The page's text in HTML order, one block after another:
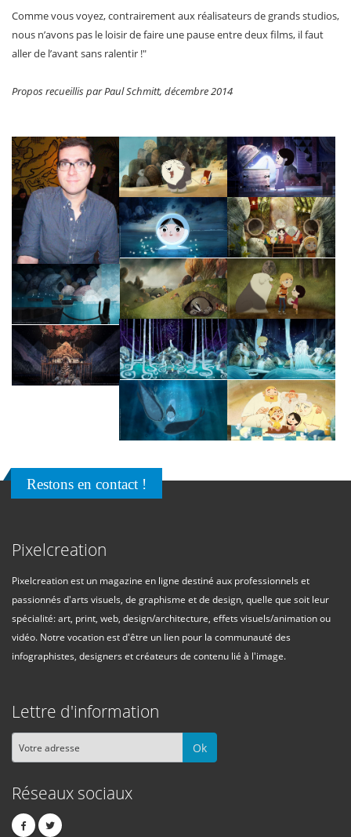
Comme vous voyez, contrairement aux réalisateurs de grands studios,
nous n’avons pas le loisir de faire une pause entre deux films, il faut
aller de l’avant sans ralentir !"
Propos recueillis par Paul Schmitt, décembre 2014
Restons en contact !
Pixelcreation
Pixelcreation est un magazine en ligne destiné aux professionnels et
passionnés d'arts visuels, de graphisme et de design, quelle que soit leur
spécialité: art, print, web, design/architecture, effets visuels/animation ou
vidéo. Notre vocation est d'être un lien pour la communauté des
infographistes, designers et créateurs de contenu lié à l'image.
Lettre d'information
Ok
Réseaux sociaux